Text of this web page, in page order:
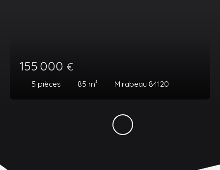
155 000 €
5 pièces 85 m² Mirabeau 84120